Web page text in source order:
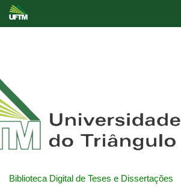
Biblioteca Digital de Teses e Dissertações